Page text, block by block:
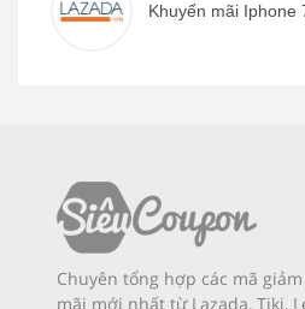
Khuyến mãi Iphone
Chuyên tổng hợp các mã
mãi mới nhất từ Lazada, Tiki,